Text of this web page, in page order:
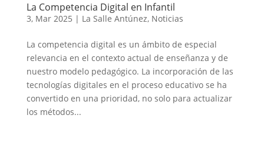
La Competencia Digital en Infantil
3, Mar 2025 | La Salle Antúnez, Noticias
La competencia digital es un ámbito de especial
relevancia en el contexto actual de enseñanza y de
nuestro modelo pedagógico. La incorporación de las
tecnologías digitales en el proceso educativo se ha
convertido en una prioridad, no solo para actualizar
los métodos...